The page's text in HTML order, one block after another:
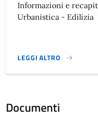
Informazioni e
Urbanistica - Edilizia
LEGGI ALTRO
}
Documenti